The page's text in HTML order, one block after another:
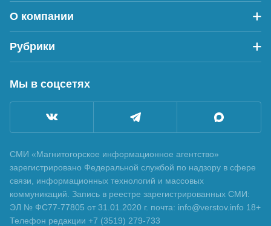
О компании
Рубрики
Мы в соцсетях
СМИ «Магнитогорское информационное агентство»
зарегистрировано Федеральной службой по надзору в сфере
связи, информационных технологий и массовых
коммуникаций. Запись в реестре зарегистрированных СМИ:
ЭЛ № ФС77-77805 от 31.01.2020 г. почта: info@verstov.info 18+
Телефон редакции +7 (3519) 279-733